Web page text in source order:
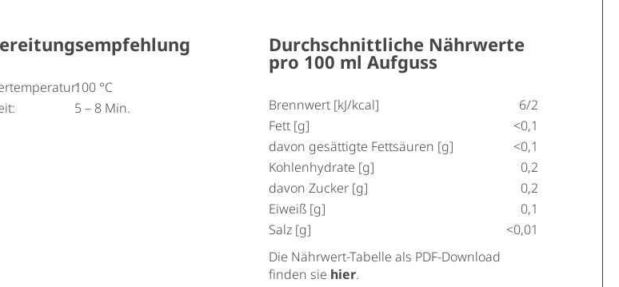
100 °C
5 – 8 Min.
Durchschnittliche Nährwerte
pro 100 ml Aufguss
Brennwert [kJ/kcal]
6/2
Fett [g]
<0,1
davon gesättigte Fettsäuren [g]
<0,1
Kohlenhydrate [g]
0,2
davon Zucker [g]
0,2
Eiweiß [g]
0,1
Salz [g]
<0,01
Die Nährwert-Tabelle als PDF-Download
finden sie hier.